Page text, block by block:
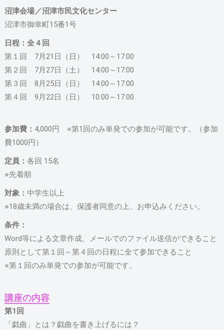
沼津会場／沼津市民文化センター
沼津市御幸町15番1号
日程：全４回
第１回 7月21日（日） 14:00～17:00
第２回 7月27日（土） 14:00～17:00
第３回 8月25日（日） 14:00～17:00
第４回 9月22日（日） 10:00～17:00
参加費： 4,000円 ※第1回のみ単発での参加が可能です。（参加
費1000円）
定員： 各回 15名
※先着順
対象： 中学生以上
※18歳未満の場合は、保護者同意の上、お申込みください。
条件：
Word等による文章作成、メールでのファイル送信ができること
原則として第１回～第４回の日程に全て参加できること
※第１回のみ単発での参加が可能です。
講座の内容
第1回
「戯曲」とは？戯曲を書き上げるには？